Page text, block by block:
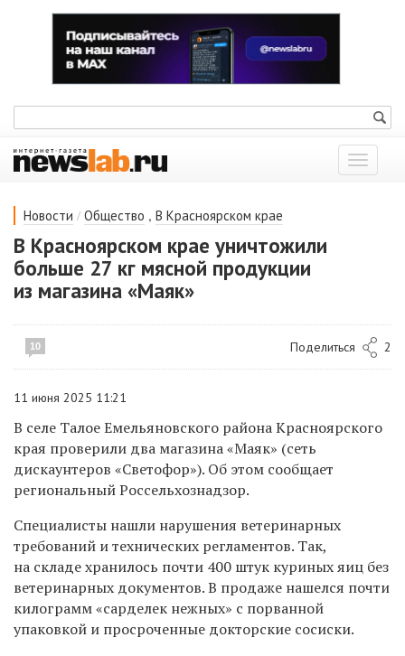
Показать
меню
Новости / Общество , В Красноярском крае
В Красноярском крае уничтожили
больше 27 кг мясной продукции
из магазина «Маяк»
10 Поделиться 2
11 июня 2025 11:21
В селе Талое Емельяновского района Красноярского
края проверили два магазина «Маяк» (сеть
дискаунтеров «Светофор»). Об этом сообщает
региональный Россельхознадзор.
Специалисты нашли нарушения ветеринарных
требований и технических регламентов. Так,
на складе хранилось почти 400 штук куриных яиц без
ветеринарных документов. В продаже нашелся почти
килограмм «сарделек нежных» с порванной
упаковкой и просроченные докторские сосиски.